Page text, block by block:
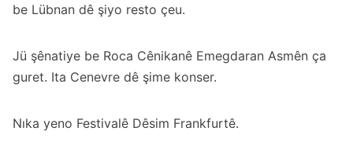
be Lübnan dê şiyo resto çeu.
Jü şênatiye be Roca Cênikanê Emegdaran Asmên ça
guret. Ita Cenevre dê şime konser.
Nıka yeno Festivalê Dêsim Frankfurtê.